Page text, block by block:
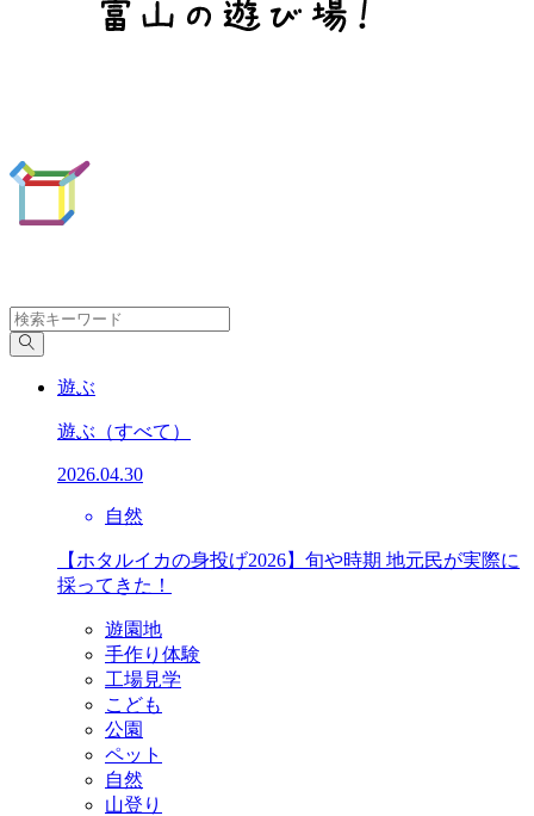
遊ぶ
遊ぶ （すべて）
2026.04.30
自然
【ホタルイカの身投げ2026】旬や時期 地元民が実際に
採ってきた！
遊園地
手作り体験
工場見学
こども
公園
ペット
自然
山登り